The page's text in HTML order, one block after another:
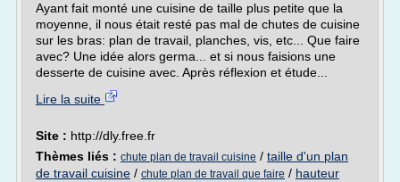
Ayant fait monté une cuisine de taille plus petite que la
moyenne, il nous était resté pas mal de chutes de cuisine
sur les bras: plan de travail, planches, vis, etc... Que faire
avec? Une idée alors germa... et si nous faisions une
desserte de cuisine avec. Après réflexion et étude...
Lire la suite
Site : http://dly.free.fr
Thèmes liés : chute plan de travail cuisine / taille d'un plan
de travail cuisine / chute plan de travail que faire / hauteur